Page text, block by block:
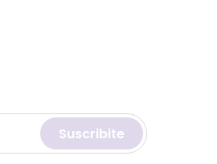
Suscribite